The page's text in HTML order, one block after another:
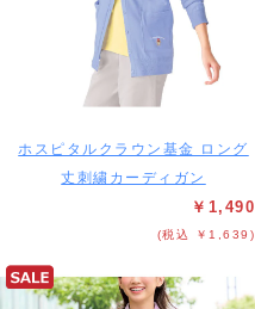
ホスピタルクラウン基金 ロング
丈刺繍カーディガン
￥1,490
(税込 ￥1,639)